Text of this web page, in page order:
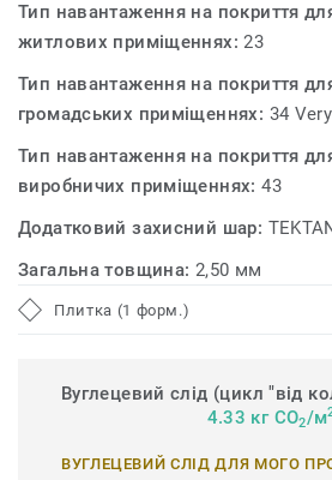
Тип навантаження на покриття
житлових приміщеннях:23
Тип навантаження на покриття
громадських приміщеннях: 34
Тип навантаження на покриття
виробничих приміщеннях:43
Додатковий захисний шар:
Загальна товщина: 2,50 мм
Плитка (1 форм.)
Вуглецевий слід (цикл "від
4.33 кг CO2/м
ВУГЛЕЦЕВИЙ СЛІД ДЛЯ МОГО